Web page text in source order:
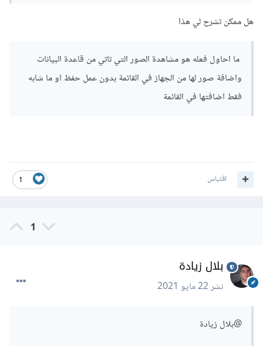
هل ممكن تشرح لي هذا
ما احاول فعله هو مشاهدة الصور التي تاتي من قاعدة البيانات
واضافة صور لها من الجهاز في القائمة بدون عمل حفظ او ما شابه
فقط اضافتها في القائمة
1 اقتباس
1
بلال زيادة
نشر22 مايو 2021
@بلال زيادة